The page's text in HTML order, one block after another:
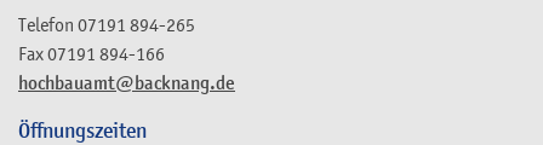
hochbauamt@backnang.de
Telefon 07191 894-265
Fax07191 894-166
Öffnungszeiten